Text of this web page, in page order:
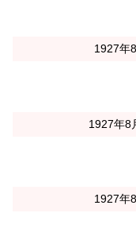
1927年
1927年8
1927年